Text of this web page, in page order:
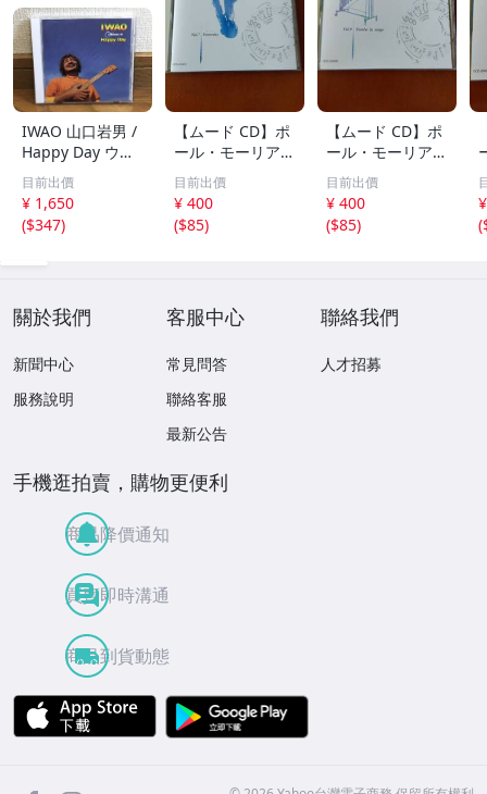
IWAO 山口岩男 /
Happy Day ウク
レレ・アルバム
傑作 廃盤CD 稀少
品 帯付 ケツメイ
シ / Ryoji / 馬場
目前出價
¥ 1,650
($347)
【ムード CD】ポ
ール・モーリア /
世界のロック・ポ
ップス・ヒット集
レット・イット・
ビー、ヘイ・ジュ
目前出價
¥ 400
($85)
【ムード CD】ポ
ール・モーリア /
フレンチ・ポップ
ス集 雪が降る、
シバの女王、愛の
休日、あなたのと
目前出價
¥ 400
($85)
(
關於我們
新聞中心
服務說明
客服中心
常見問答
聯絡客服
最新公告
聯絡我們
人才招募
手機逛拍賣，購物更便利
商品降價通知
買賣即時溝通
商品到貨動態
APP Store